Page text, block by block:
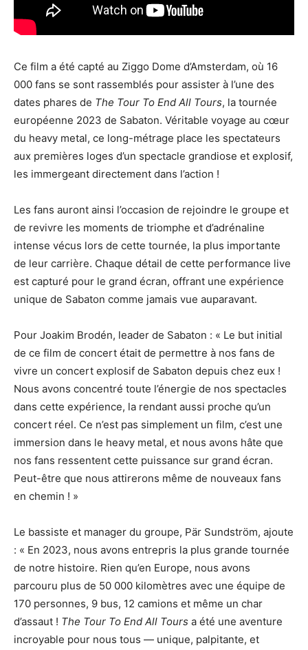
Ce film a été capté au Ziggo Dome d’Amsterdam, où 16
000 fans se sont rassemblés pour assister à l’une des
dates phares de The Tour To End All Tours, la tournée
européenne 2023 de Sabaton. Véritable voyage au cœur
du heavy metal, ce long-métrage place les spectateurs
aux premières loges d’un spectacle grandiose et explosif,
les immergeant directement dans l’action !
Les fans auront ainsi l’occasion de rejoindre le groupe et
de revivre les moments de triomphe et d’adrénaline
intense vécus lors de cette tournée, la plus importante
de leur carrière. Chaque détail de cette performance live
est capturé pour le grand écran, offrant une expérience
unique de Sabaton comme jamais vue auparavant.
Pour Joakim Brodén, leader de Sabaton : « Le but initial
de ce film de concert était de permettre à nos fans de
vivre un concert explosif de Sabaton depuis chez eux !
Nous avons concentré toute l’énergie de nos spectacles
dans cette expérience, la rendant aussi proche qu’un
concert réel. Ce n’est pas simplement un film, c’est une
immersion dans le heavy metal, et nous avons hâte que
nos fans ressentent cette puissance sur grand écran.
Peut-être que nous attirerons même de nouveaux fans
en chemin ! »
Le bassiste et manager du groupe, Pär Sundström, ajoute
: « En 2023, nous avons entrepris la plus grande tournée
de notre histoire. Rien qu’en Europe, nous avons
parcouru plus de 50 000 kilomètres avec une équipe de
170 personnes, 9 bus, 12 camions et même un char
d’assaut ! The Tour To End All Tours a été une aventure
incroyable pour nous tous — unique, palpitante, et